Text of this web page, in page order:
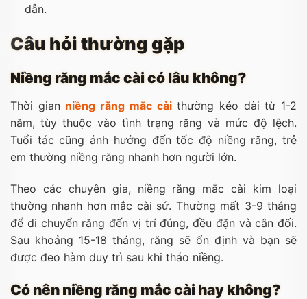
dẫn.
Câu hỏi thường gặp
Niềng răng mắc cài có lâu không?
Thời gian niềng răng mắc càithường kéo dài từ 1-2
năm, tùy thuộc vào tình trạng răng và mức độ lệch.
Tuổi tác cũng ảnh hưởng đến tốc độ niềng răng, trẻ
em thường niềng răng nhanh hơn người lớn.
Theo các chuyên gia, niềng răng mắc cài kim loại
thường nhanh hơn mắc cài sứ. Thường mất 3-9 tháng
để di chuyển răng đến vị trí đúng, đều đặn và cân đối.
Sau khoảng 15-18 tháng, răng sẽ ổn định và bạn sẽ
được đeo hàm duy trì sau khi tháo niềng.
Có nên niềng răng mắc cài hay không?